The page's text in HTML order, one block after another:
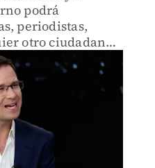
podrá
periodistas,
otro ciudadano
de defraudación